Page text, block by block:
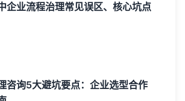
企业流程治理常见误区、核心坑点
咨询5大避坑要点：企业选型合作